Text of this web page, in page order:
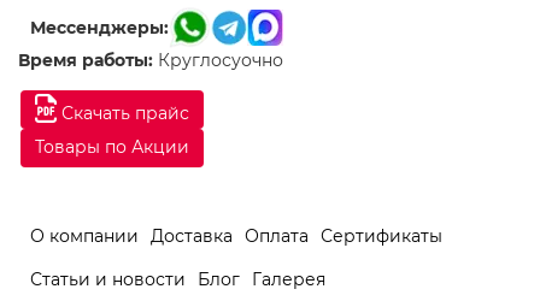
Скачать прайс
Товары по Акции
Мессенджеры:
Время работы: Круглосуочно
О компании Доставка Оплата
Сертификаты
Статьи и новости
Блог
Галерея